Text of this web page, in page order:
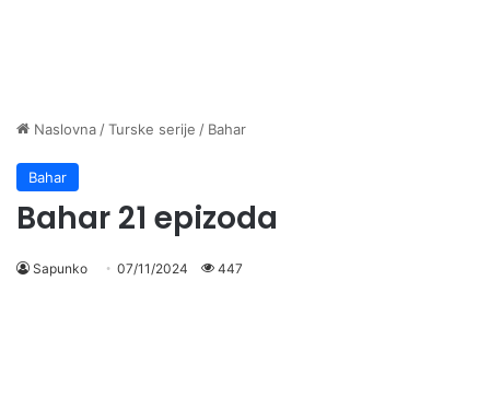
Naslovna /Turske serije / Bahar
Bahar
Bahar 21 epizoda
Sapunko 07/11/2024 447